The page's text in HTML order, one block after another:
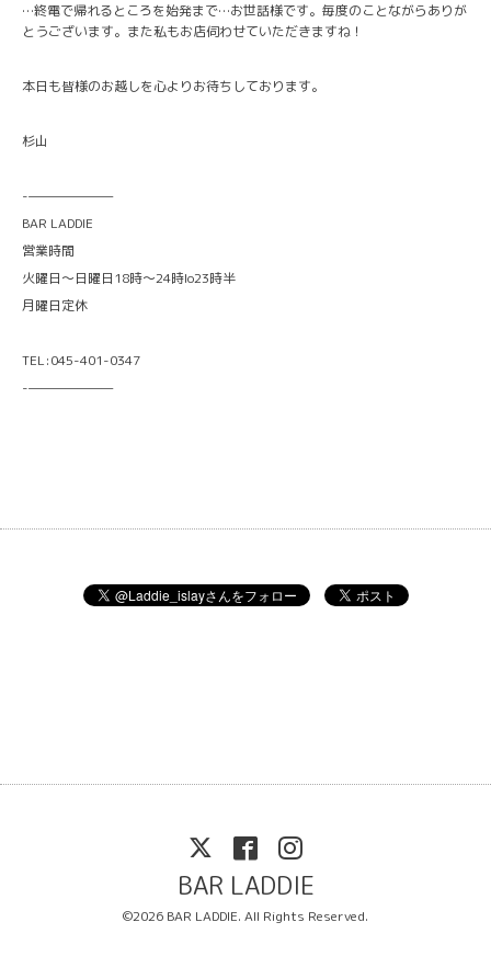
…終電で帰れるところを始発まで…お世話様です。毎度のことながらありが
とうございます。また私もお店伺わせていただきますね！
本日も皆様のお越しを心よりお待ちしております。
杉山
-———————
BAR LADDIE
営業時間
火曜日〜日曜日18時〜24時lo23時半
月曜日定休
TEL:045-401-0347
-———————
BAR LADDIE
©2026 BAR LADDIE. All Rights Reserved.